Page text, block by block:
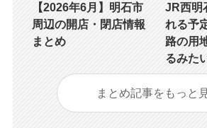
【2026年6月】明石市
周辺の開店・閉店情報
まとめ
JR西明
れる予
路の用
るみた
まとめ記事をもっと